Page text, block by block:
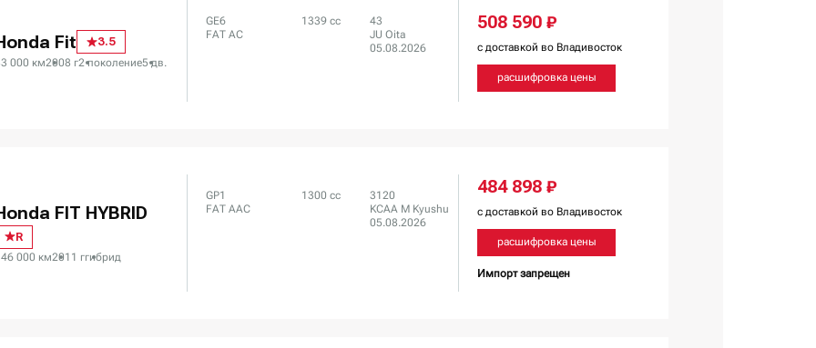
Fit
3.5
000 км2008 г2 поколение5 дв.
GE6
FAT AC
1339 сс
43
JU Oita
05.08.2026
508 590 ₽
с доставкой во Владивосток
расшифровка цены
FIT HYBRID
R
000 км2011 ггибрид
GP1
FAT AAC
1300 сс
3120
KCAA M Kyushu
05.08.2026
484 898 ₽
с доставкой во Владивосток
расшифровка цены
Импорт запрещен